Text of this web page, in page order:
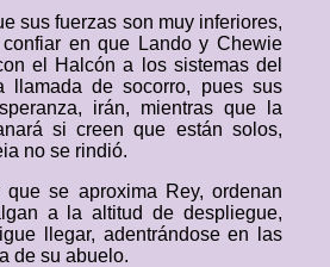
sus fuerzas son muy inferiores,
en que Lando y Chewie
el Halcón a los sistemas del
llamada de socorro, pues sus
irán, mientras que la
si creen que están solos,
no se rindió.
se aproxima Rey, ordenan
a la altitud de despliegue,
llegar, adentrándose en las
de su abuelo.